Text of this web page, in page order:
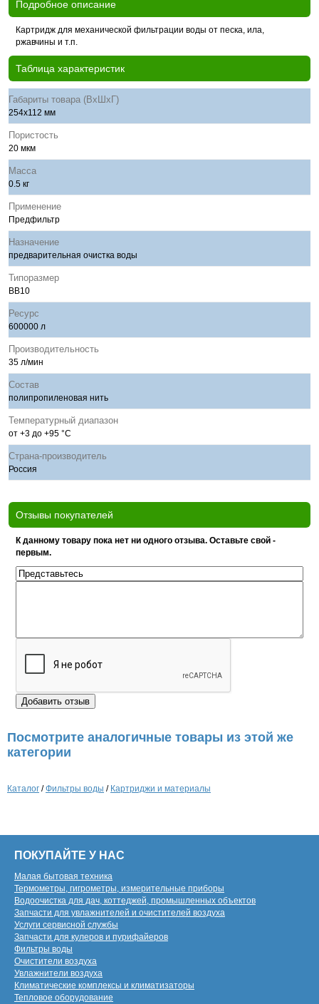
Подробное описание
Картридж для механической фильтрации воды от песка, ила,
ржавчины и т.п.
Таблица характеристик
Габариты товара (ВхШхГ)
254х112 мм
Пористость
20 мкм
Масса
0.5 кг
Применение
Предфильтр
Назначение
предварительная очистка воды
Типоразмер
BB10
Ресурс
600000 л
Производительность
35 л/мин
Состав
полипропиленовая нить
Температурный диапазон
от +3 до +95 °С
Страна-производитель
Россия
Отзывы покупателей
К данному товару пока нет ни одного отзыва. Оставьте свой -
первым.
Посмотрите аналогичные товары из этой же
категории
Каталог /Фильтры воды / Картриджи и материалы
ПОКУПАЙТЕ У НАС
Малая бытовая техника
Термометры, гигрометры, измерительные приборы
Водоочистка для дач, коттеджей, промышленных объектов
Запчасти для увлажнителей и очистителей воздуха
Услуги сервисной службы
Запчасти для кулеров и пурифайеров
Фильтры воды
Очистители воздуха
Увлажнители воздуха
Климатические комплексы и климатизаторы
Тепловое оборудование